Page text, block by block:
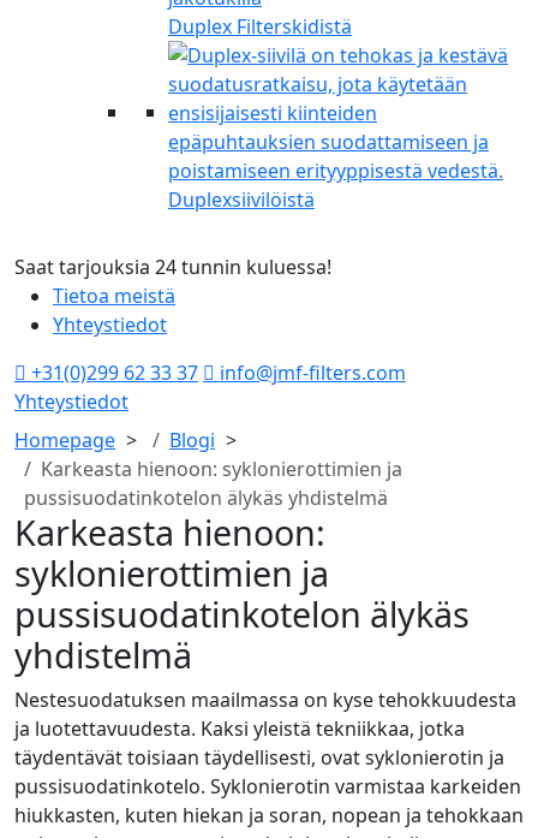
Duplex Filterskidistä
Duplexsiivilöistä
Saat tarjouksia 24 tunnin kuluessa!
Tietoa meistä
Yhteystiedot
+31(0)299 62 33 37
info@jmf-filters.com
Yhteystiedot
Homepage
Blogi
Karkeasta hienoon: syklonierottimien ja
pussisuodatinkotelon älykäs yhdistelmä
Karkeasta hienoon:
syklonierottimien ja
pussisuodatinkotelon älykäs
yhdistelmä
Nestesuodatuksen maailmassa on kyse tehokkuudesta
ja luotettavuudesta. Kaksi yleistä tekniikkaa, jotka
täydentävät toisiaan täydellisesti, ovat syklonierotin ja
pussisuodatinkotelo. Syklonierotin varmistaa karkeiden
hiukkasten, kuten hiekan ja soran, nopean ja tehokkaan